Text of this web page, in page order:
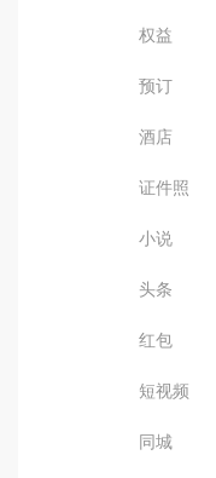
权益
预订
酒店
证件照
小说
头条
红包
短视频
同城